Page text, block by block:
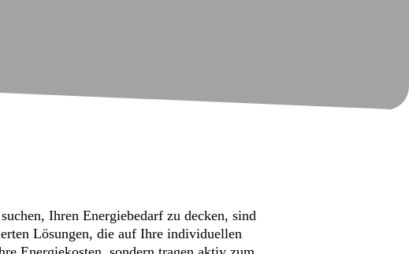
Ihren Energiebedarf zu decken, sind
Lösungen, die auf Ihre individuellen